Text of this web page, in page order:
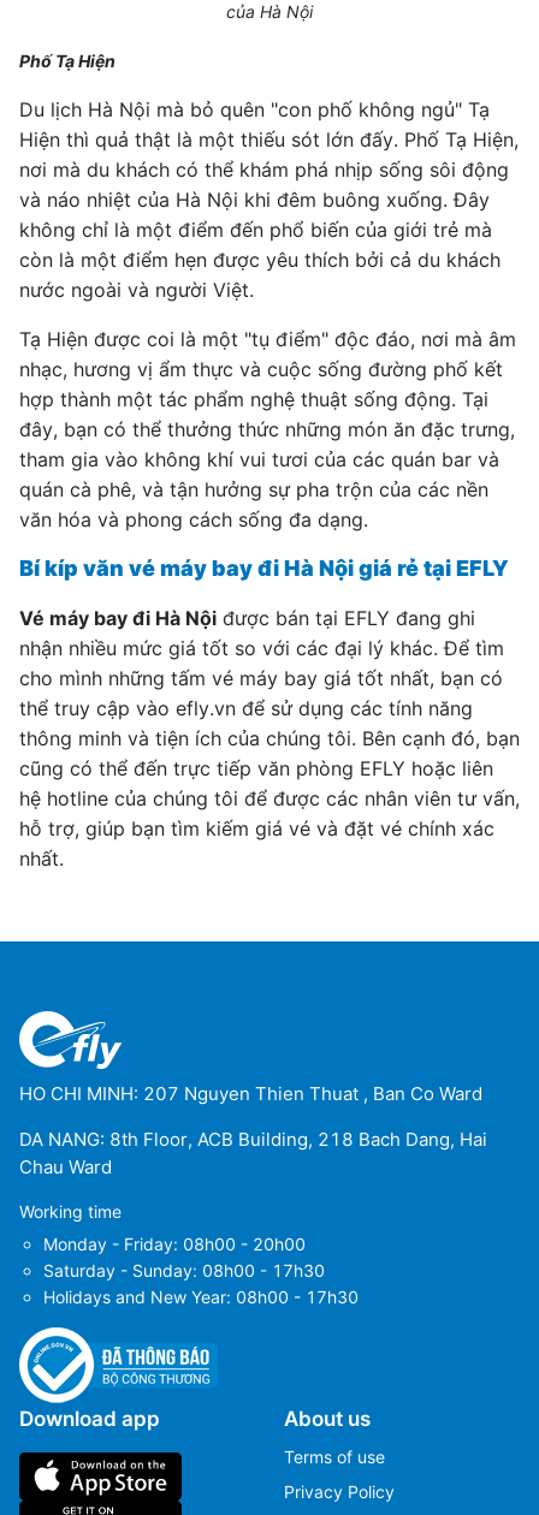
của Hà Nội
Phố Tạ Hiện
Du lịch Hà Nội mà bỏ quên "con phố không ngủ" Tạ
Hiện thì quả thật là một thiếu sót lớn đấy. Phố Tạ Hiện,
nơi mà du khách có thể khám phá nhịp sống sôi động
và náo nhiệt của Hà Nội khi đêm buông xuống. Đây
không chỉ là một điểm đến phổ biến của giới trẻ mà
còn là một điểm hẹn được yêu thích bởi cả du khách
nước ngoài và người Việt.
Tạ Hiện được coi là một "tụ điểm" độc đáo, nơi mà âm
nhạc, hương vị ẩm thực và cuộc sống đường phố kết
hợp thành một tác phẩm nghệ thuật sống động. Tại
đây, bạn có thể thưởng thức những món ăn đặc trưng,
tham gia vào không khí vui tươi của các quán bar và
quán cà phê, và tận hưởng sự pha trộn của các nền
văn hóa và phong cách sống đa dạng.
Bí kíp văn vé máy bay đi Hà Nội giá rẻ tại EFLY
Vé máy bay đi Hà Nội được bán tại EFLY đang ghi
nhận nhiều mức giá tốt so với các đại lý khác. Để tìm
cho mình những tấm vé máy bay giá tốt nhất, bạn có
thể truy cập vào efly.vn để sử dụng các tính năng
thông minh và tiện ích của chúng tôi. Bên cạnh đó, bạn
cũng có thể đến trực tiếp văn phòng EFLY hoặc liên
hệ hotline của chúng tôi để được các nhân viên tư vấn,
hỗ trợ, giúp bạn tìm kiếm giá vé và đặt vé chính xác
nhất.
HO CHI MINH: 207 Nguyen Thien Thuat , Ban Co Ward
DA NANG: 8th Floor, ACB Building, 218 Bach Dang, Hai
Chau Ward
Working time
Monday - Friday: 08h00 - 20h00
Saturday - Sunday: 08h00 - 17h30
Holidays and New Year: 08h00 - 17h30
Download app About us
Terms of use
Privacy Policy